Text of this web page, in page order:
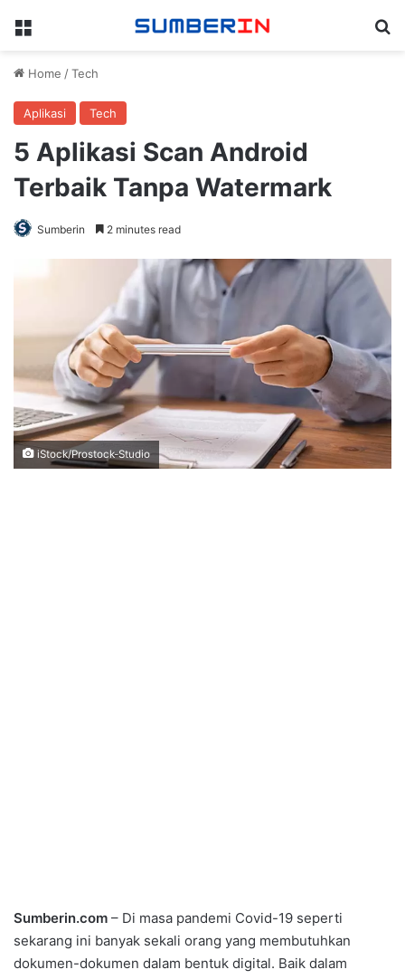
Menu
Home /Tech
Aplikasi Tech
5 Aplikasi Scan Android
Terbaik Tanpa Watermark
Sumberin 2 minutes read
iStock/Prostock-Studio
Sumberin.com – Di masa pandemi Covid-19 seperti
sekarang ini banyak sekali orang yang membutuhkan
dokumen-dokumen dalam bentuk digital. Baik dalam